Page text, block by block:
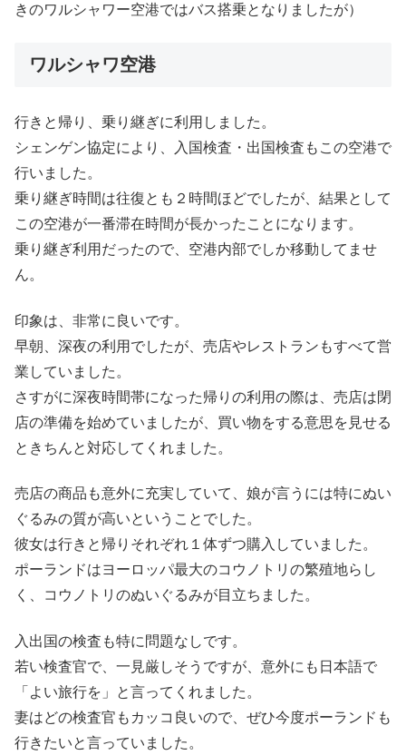
きのワルシャワー空港ではバス搭乗となりましたが）
ワルシャワ空港
行きと帰り、乗り継ぎに利用しました。
シェンゲン協定により、入国検査・出国検査もこの空港で
行いました。
乗り継ぎ時間は往復とも２時間ほどでしたが、結果として
この空港が一番滞在時間が長かったことになります。
乗り継ぎ利用だったので、空港内部でしか移動してませ
ん。
印象は、非常に良いです。
早朝、深夜の利用でしたが、売店やレストランもすべて営
業していました。
さすがに深夜時間帯になった帰りの利用の際は、売店は閉
店の準備を始めていましたが、買い物をする意思を見せる
ときちんと対応してくれました。
売店の商品も意外に充実していて、娘が言うには特にぬい
ぐるみの質が高いということでした。
彼女は行きと帰りそれぞれ１体ずつ購入していました。
ポーランドはヨーロッパ最大のコウノトリの繁殖地らし
く、コウノトリのぬいぐるみが目立ちました。
入出国の検査も特に問題なしです。
若い検査官で、一見厳しそうですが、意外にも日本語で
「よい旅行を」と言ってくれました。
妻はどの検査官もカッコ良いので、ぜひ今度ポーランドも
行きたいと言っていました。